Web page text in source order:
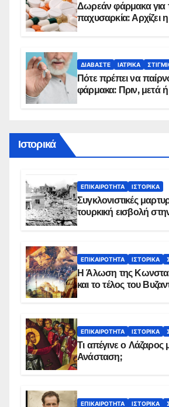
Δωρεάν φάρμακα για
παχυσαρκία: Αρχίζει
ΔΙΑΒΆΣΤΕ ΙΑΤΡΙΚΆ
Πότε πρέπει να
φάρμακα: Πριν, μετά
Ιστορικά
ΕΠΙΚΑΙΡΌΤΗΤΑ ΙΣΤΟΡΙΚΆ
Συγκλονιστικές
τουρκική εισβολή
ΕΠΙΚΑΙΡΌΤΗΤΑ ΙΣΤΟΡΙΚΆ
Η Άλωση της
και το τέλος του
ΕΠΙΚΑΙΡΌΤΗΤΑ ΙΣΤΟΡΙΚΆ
Τι απέγινε ο Λάζαρος
Ανάσταση;
ΕΠΙΚΑΙΡΌΤΗΤΑ ΙΣΤΟΡΙΚΆ